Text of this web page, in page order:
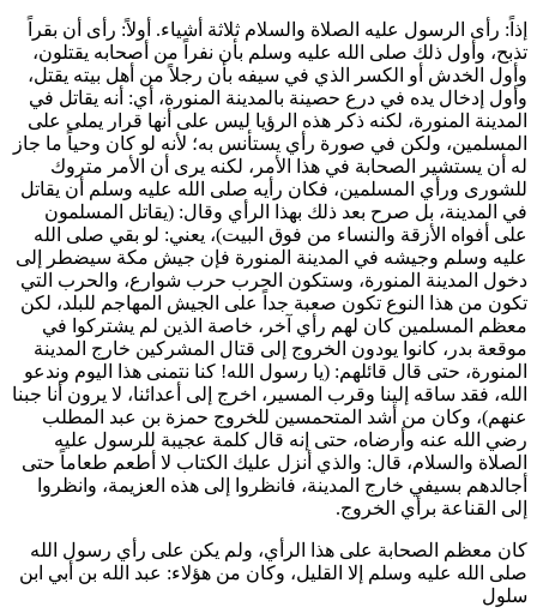
إذاً: رأى الرسول عليه الصلاة والسلام ثلاثة أشياء. أولاً: رأى أن بقراً
تذبح، وأول ذلك صلى الله عليه وسلم بأن نفراً من أصحابه يقتلون،
وأول الخدش أو الكسر الذي في سيفه بأن رجلاً من أهل بيته يقتل،
وأول إدخال يده في درع حصينة بالمدينة المنورة، أي: أنه يقاتل في
المدينة المنورة، لكنه ذكر هذه الرؤيا ليس على أنها قرار يملى على
المسلمين، ولكن في صورة رأي يستأنس به؛ لأنه لو كان وحياً ما جاز
له أن يستشير الصحابة في هذا الأمر، لكنه يرى أن الأمر متروك
للشورى ورأي المسلمين، فكان رأيه صلى الله عليه وسلم أن يقاتل
في المدينة، بل صرح بعد ذلك بهذا الرأي وقال: (يقاتل المسلمون
على أفواه الأزقة والنساء من فوق البيت)، يعني: لو بقي صلى الله
عليه وسلم وجيشه في المدينة المنورة فإن جيش مكة سيضطر إلى
دخول المدينة المنورة، وستكون الحرب حرب شوارع، والحرب التي
تكون من هذا النوع تكون صعبة جداً على الجيش المهاجم للبلد، لكن
معظم المسلمين كان لهم رأي آخر، خاصة الذين لم يشتركوا في
موقعة بدر، كانوا يودون الخروج إلى قتال المشركين خارج المدينة
المنورة، حتى قال قائلهم: (يا رسول الله! كنا نتمنى هذا اليوم وندعو
الله، فقد ساقه إلينا وقرب المسير، اخرج إلى أعدائنا، لا يرون أنا جبنا
عنهم)، وكان من أشد المتحمسين للخروج حمزة بن عبد المطلب
رضي الله عنه وأرضاه، حتى إنه قال كلمة عجيبة للرسول عليه
الصلاة والسلام، قال: والذي أنزل عليك الكتاب لا أطعم طعاماً حتى
أجالدهم بسيفي خارج المدينة، فانظروا إلى هذه العزيمة، وانظروا
إلى القناعة برأي الخروج.
كان معظم الصحابة على هذا الرأي، ولم يكن على رأي رسول الله
صلى الله عليه وسلم إلا القليل، وكان من هؤلاء: عبد الله بن أبي ابن
سلول